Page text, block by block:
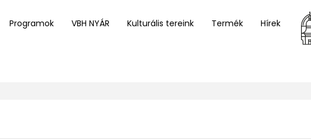
Programok VBH NYÁR Kulturális tereink Termék
Hírek